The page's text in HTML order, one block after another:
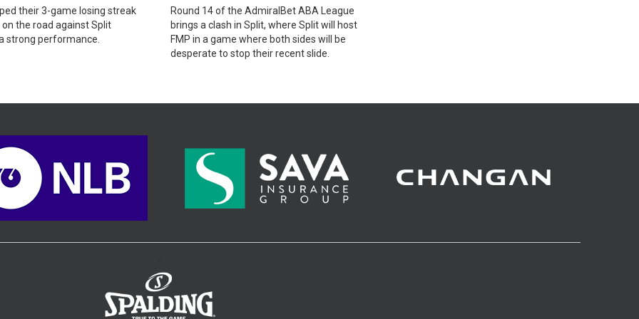
their 3-game losing streak
the road against Split
strong performance.
Round 14 of the AdmiralBet ABA League
brings a clash in Split, where Split will host
FMP in a game where both sides will be
desperate to stop their recent slide.